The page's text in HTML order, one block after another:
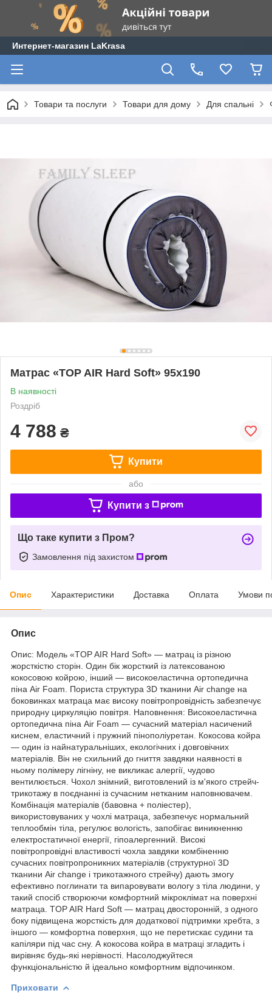
Интернет-магазин LaKrasa
Товари та послуги Товари для дому Для спальні
Матрас «TOP AIR Hard Soft» 95x190
В наявності
Роздріб
4 788 ₴
Купити
або
Купити з
Що таке купити з Пром?
Замовлення під захистом
Опис Характеристики Доставка Оплата Умови
Опис
Опис: Модель «TOP AIR Hard Soft» — матрац із різною
жорсткістю сторін. Один бік жорсткий із латексованою
кокосовою койрою, інший — високоеластична ортопедична
піна Air Foam. Пориста структура 3D тканини Air change на
боковинках матраца має високу повітропровідність забезпечує
природну циркуляцію повітря. Наповнення: Високоеластична
ортопедична піна Air Foam — сучасний матеріал насичений
киснем, еластичний і пружний пінополіуретан. Кокосова койра
— один із найнатуральніших, екологічних і довговічних
матеріалів. Він не схильний до гниття завдяки наявності в
ньому полімеру лігніну, не викликає алергії, чудово
вентилюється. Чохол знімний, виготовлений із м'якого стрейч-
трикотажу в поєднанні із сучасним нетканим наповнювачем.
Комбінація матеріалів (бавовна + поліестер),
використовуваних у чохлі матраца, забезпечує нормальний
теплообмін тіла, регулює вологість, запобігає виникненню
електростатичної енергії, гіпоалергенний. Високі
повітропровідні властивості чохла завдяки комбіненню
сучасних повітропроникних матеріалів (структурної 3D
тканини Air change і трикотажного стрейчу) дають змогу
ефективно поглинати та випаровувати вологу з тіла людини, у
такий спосіб створюючи комфортний мікроклімат на поверхні
матраца. TOP AIR Hard Soft — матрац двосторонній, з одного
боку підвищена жорсткість для додаткової підтримки хребта, з
іншого — комфортна поверхня, що не перетискає судини та
капіляри під час сну. А кокосова койра в матраці згладить і
вирівняє будь-які нерівності. Насолоджуйтеся
функціональністю й ідеально комфортним відпочинком.
Приховати